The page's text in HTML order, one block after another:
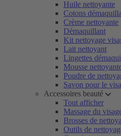
Huile nettoyante
Cotons
Crème nettoyante
Démaquillant
Kit nettoyage
Lait nettoyant
Lingettes
Mousse
Poudre de
Savon pour le
Accessoires beauté
Tout afficher
Massage du
Brosses de
Outils de